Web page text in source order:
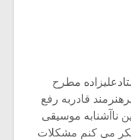
مطرح
قادربه رفع
ناآشنابه موسیقی
می کنم مشکلات